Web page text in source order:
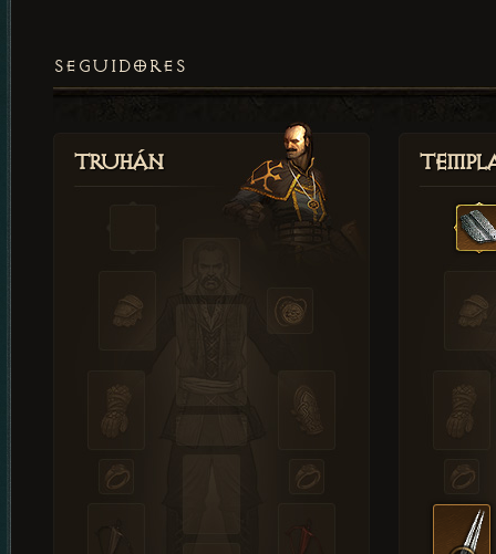
SEGUIDORES
Truhán